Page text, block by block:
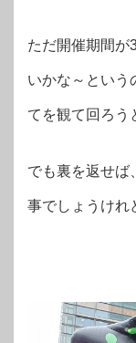
ただ開催期間が
いかな～という
てを観て回ろう
でも裏を返せば
事でしょうけれ